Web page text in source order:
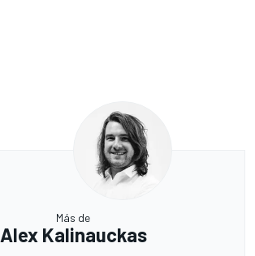
Más de
Alex Kalinauckas